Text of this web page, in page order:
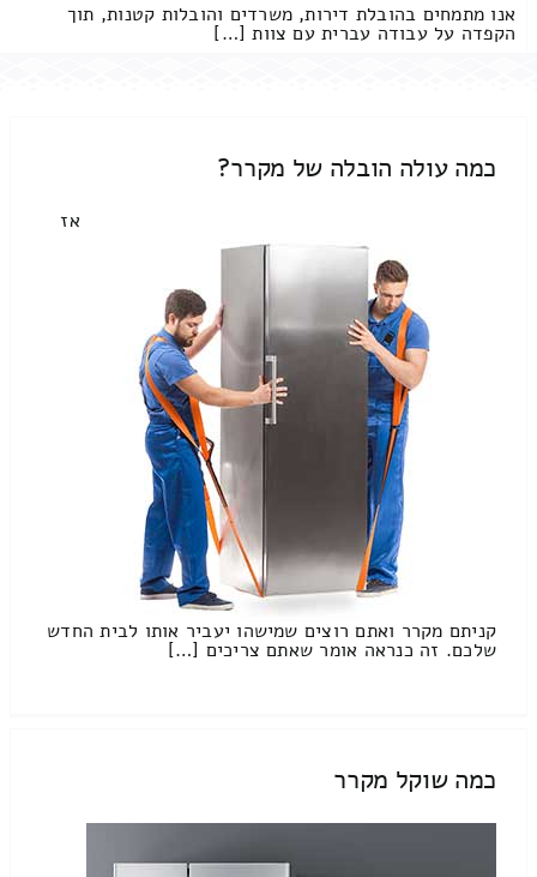
אנו מתמחים בהובלת דירות, משרדים והובלות קטנות, תוך
הקפדה על עבודה עברית עם צוות […]
כמה עולה הובלה של מקרר?
אז
קניתם מקרר ואתם רוצים שמישהו יעביר אותו לבית החדש
שלכם. זה כנראה אומר שאתם צריכים […]
כמה שוקל מקרר